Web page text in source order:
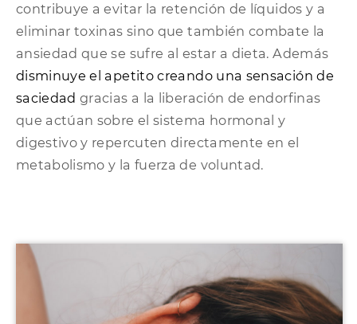
contribuye a evitar la retención de líquidos y a
eliminar toxinas sino que también combate la
ansiedad que se sufre al estar a dieta. Además
disminuye el apetito creando una sensación de
saciedad gracias a la liberación de endorfinas
que actúan sobre el sistema hormonal y
digestivo y repercuten directamente en el
metabolismo y la fuerza de voluntad.